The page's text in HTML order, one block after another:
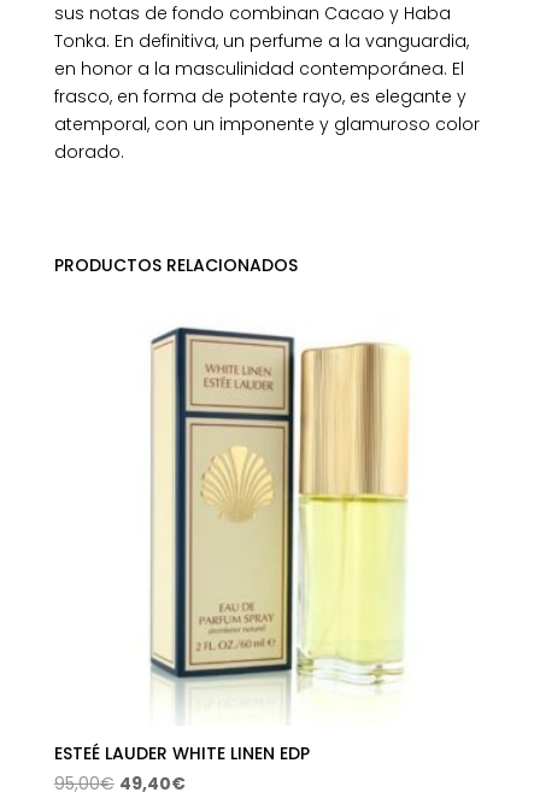
sus notas de fondo combinan Cacao y Haba
Tonka. En definitiva, un perfume a la vanguardia,
en honor a la masculinidad contemporánea. El
frasco, en forma de potente rayo, es elegante y
atemporal, con un imponente y glamuroso color
dorado.
PRODUCTOS RELACIONADOS
ESTEÉ LAUDER WHITE LINEN EDP
95,00€ El
49,40€El